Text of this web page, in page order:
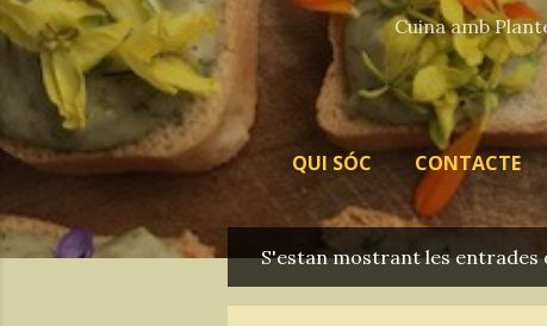
Cuina amb
QUI SÓC CONTACTE
E
n
S'estan mostrant les entrades